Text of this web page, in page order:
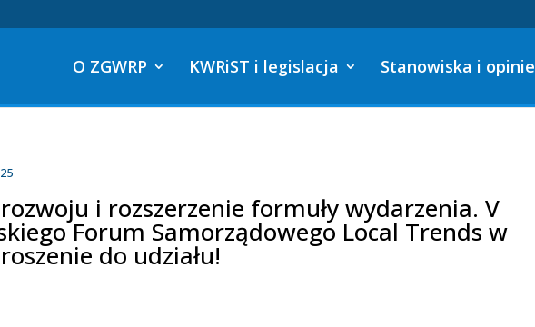
O ZGWRP KWRiST i legislacja Stanowiska i opinie
i rozszerzenie formuły wydarzenia. V
Forum Samorządowego Local Trends w
do udziału!